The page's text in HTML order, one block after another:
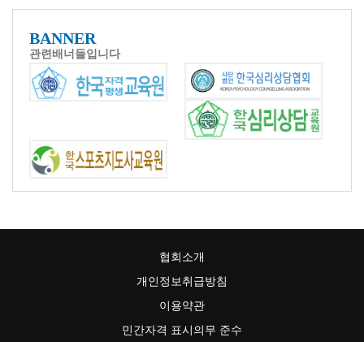
03월
시험일 : 2026년 03월 21일 온라인 시험
발표일 : 2026년 03월 30일
03월
건축물관리사
시험일 : 2026년 03월 21일 온라인 시험
접수일 : 03/01 ~ 03/16까지 온라인 접수
03월
환경오염예방지도사
시험일 : 2026년 03월 21일 온라인 시험
발표일 : 2026년 03월 30일
시험일 : 2026년 03월 21일 온라인 시험
접수일 : 03/01 ~ 03/16까지 온라인 접수
BANNER
관련배너들입니다
협회소개
개인정보취급방침
이용약관
민간자격 표시의무 준수